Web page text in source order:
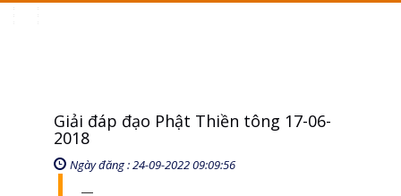
Giải đáp đạo Phật Thiền tông 17-06-
2018
Ngày đăng : 24-09-2022 09:09:56